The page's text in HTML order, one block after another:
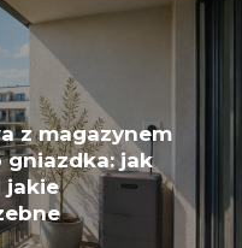
z magazynem
gniazdka: jak
jakie